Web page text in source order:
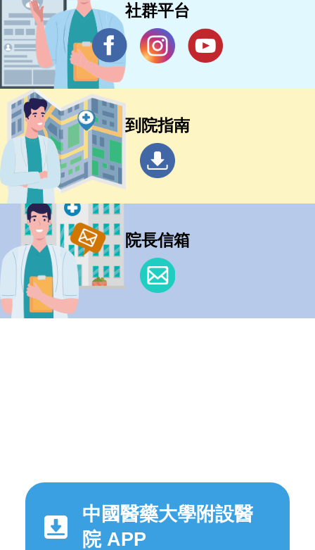
社群平台
到院指南
院長信箱
中國醫藥大學附設醫
院 APP